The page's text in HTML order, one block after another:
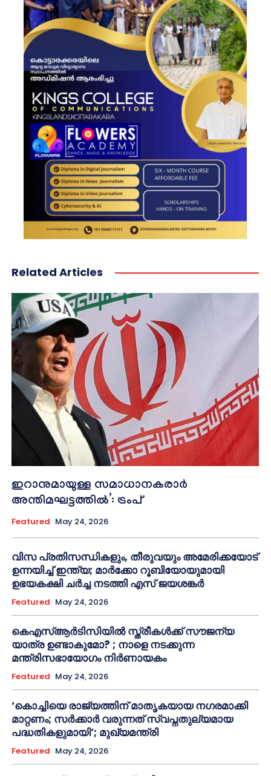
Related Articles
ഇറാനുമായുള്ള സമാധാനകരാർ
അന്തിമഘട്ടത്തിൽ‌’: ട്രംപ്
Featured May 24, 2026
വിസ പ്രതിസന്ധികളും, തീരുവയും അമേരിക്കയോട്
ഉന്നയിച്ച് ഇന്ത്യ; മാർക്കോ റൂബിയോയുമായി
ഉഭയകക്ഷി ചർച്ച നടത്തി എസ് ജയശങ്കർ
Featured May 24, 2026
കെഎസ്ആർടിസിയിൽ സ്ത്രീകൾക്ക് സൗജന്യ
യാത്ര ഉണ്ടാകുമോ? ; നാളെ നടക്കുന്ന
മന്ത്രിസഭായോഗം നിർണായകം
Featured May 24, 2026
‘കൊച്ചിയെ രാജ്യത്തിന് മാതൃകയായ നഗരമാക്കി
മാറ്റണം; സർക്കാർ വരുന്നത് സ്വപ്നതുല്യമായ
പദ്ധതികളുമായി’; മുഖ്യമന്ത്രി
Featured May 24, 2026